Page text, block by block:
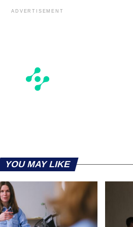
ADVERTISEMENT
YOU MAY LIKE